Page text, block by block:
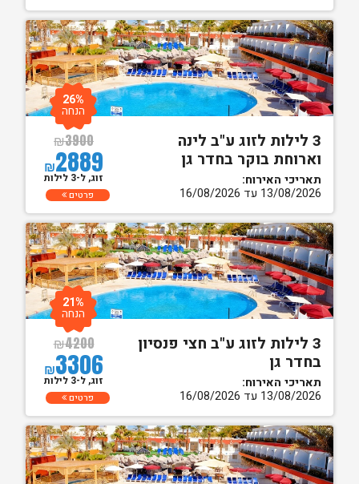
3 לילות לזוג ע"ב לינה
וארוחת בוקר בחדר גן
תאריכי האירוח:
13/08/2026 עד 16/08/2026
₪3900
₪2889
26%
הנחה
זוג, ל-3 לילות
פרטים
3 לילות לזוג ע"ב חצי פנסיון
בחדר גן
תאריכי האירוח:
13/08/2026 עד 16/08/2026
₪4200
₪3306
21%
הנחה
זוג, ל-3 לילות
פרטים